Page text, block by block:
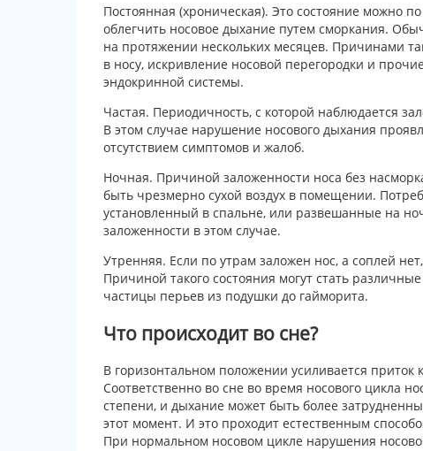
Постоянная (хроническая). Это состояние можно
облегчить носовое дыхание путем сморкания.
на протяжении нескольких месяцев. Причинами
в носу, искривление носовой перегородки и
эндокринной системы.
Частая. Периодичность, с которой наблюдается
В этом случае нарушение носового дыхания
отсутствием симптомов и жалоб.
Ночная. Причиной заложенности носа без
быть чрезмерно сухой воздух в помещении.
установленный в спальне, или развешанные на
заложенности в этом случае.
Утренняя. Если по утрам заложен нос, а соплей
Причиной такого состояния могут стать
частицы перьев из подушки до гайморита.
Что происходит во сне?
В горизонтальном положении усиливается приток
Соответственно во сне во время носового цикла
степени, и дыхание может быть более
этот момент. И это проходит естественным
При нормальном носовом цикле нарушения